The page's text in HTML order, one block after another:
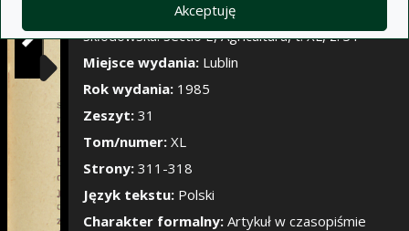
Akceptuję
Pokaż/Ukryj
Annales Universitatis Mariae Curie-
Skłodowska. Sectio E, Agricultura, t. XL, z. 31
Miejsce wydania: Lublin
Rok wydania: 1985
Zeszyt: 31
Tom/numer: XL
Strony: 311-318
Język tekstu: Polski
Charakter formalny: Artykuł w czasopiśmie